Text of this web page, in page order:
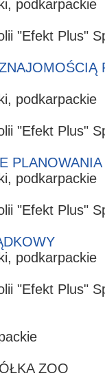
podkarpackie
"Efekt Plus"
podkarpackie
"Efekt Plus"
podkarpackie
"Efekt Plus"
podkarpackie
"Efekt Plus"
ZOO